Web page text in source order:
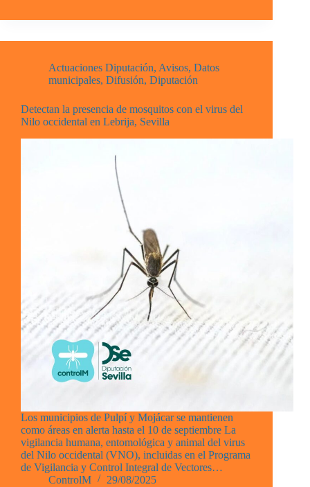
Actuaciones Diputación, Avisos, Datos
municipales, Difusión, Diputación
Detectan la presencia de mosquitos con el virus del
Nilo occidental en Lebrija, Sevilla
Los municipios de Pulpí y Mojácar se mantienen
como áreas en alerta hasta el 10 de septiembre La
vigilancia humana, entomológica y animal del virus
del Nilo occidental (VNO), incluidas en el Programa
de Vigilancia y Control Integral de Vectores…
ControlM
29/08/2025